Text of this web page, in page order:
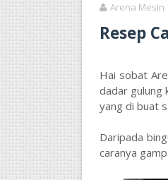
Arena Mesin
Resep
Hai sobat
dadar gulung
yang di buat
Daripada
caranya